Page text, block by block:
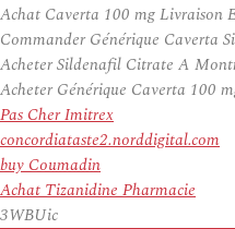
Achat Caverta 100 mg Livraison
Commander Générique Caverta
Acheter Sildenafil Citrate A
Acheter Générique Caverta 100
Pas Cher Imitrex
concordiataste2.norddigital.com
buy Coumadin
Achat Tizanidine Pharmacie
3WBUic